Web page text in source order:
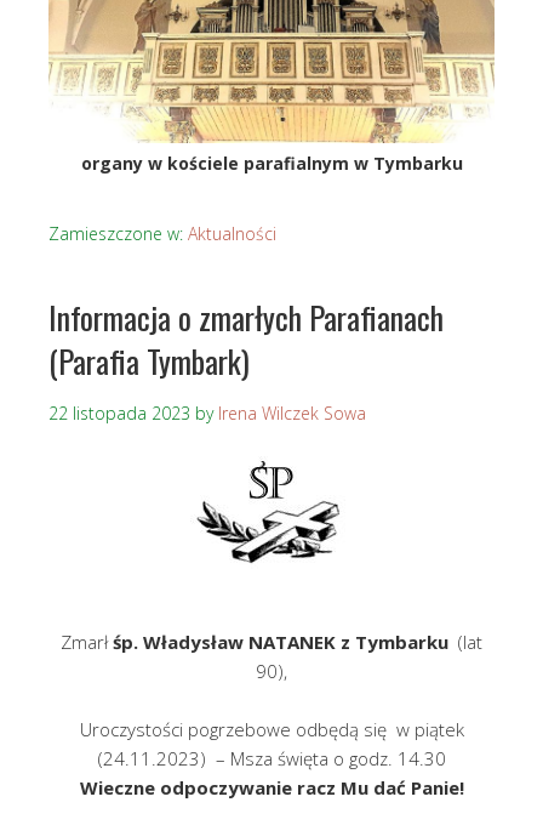
organy w kościele parafialnym w Tymbarku
Zamieszczone w: Aktualności
Informacja o zmarłych Parafianach
(Parafia Tymbark)
22 listopada 2023 by Irena Wilczek Sowa
Zmarłśp. Władysław NATANEK z Tymbarku (lat
90),
Uroczystości pogrzebowe odbędą się w piątek
(24.11.2023) – Msza święta o godz. 14.30
Wieczne odpoczywanie racz Mu dać Panie!